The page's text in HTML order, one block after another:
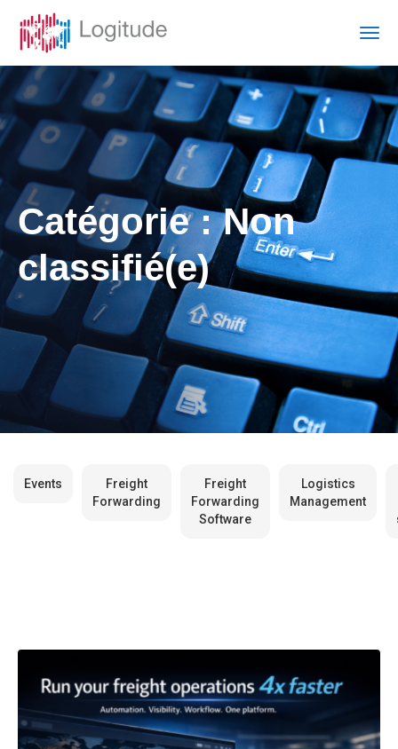
Catégorie :Non
classifié(e)
Events
Freight
Forwarding
Freight
Forwarding
Software
Logistics
Management